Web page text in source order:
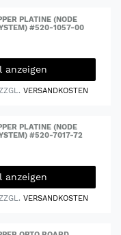
PLATINE (NODE
#520-1057-00
anzeigen
VERSANDKOSTEN
PLATINE (NODE
#520-7017-72
anzeigen
VERSANDKOSTEN